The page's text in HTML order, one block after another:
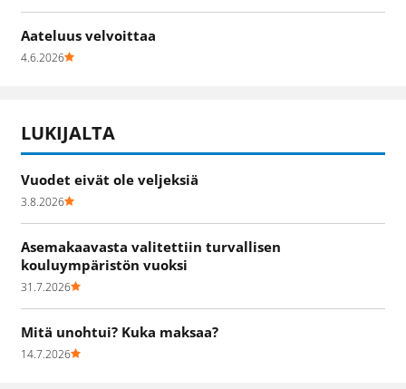
Aateluus velvoittaa
4.6.2026
LUKIJALTA
Vuodet eivät ole veljeksiä
3.8.2026
Asemakaavasta valitettiin turvallisen
kouluympäristön vuoksi
31.7.2026
Mitä unohtui? Kuka maksaa?
14.7.2026